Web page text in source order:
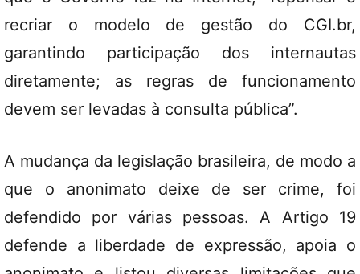
recriar o modelo de gestão do CGI.br,
garantindo participação dos internautas
diretamente; as regras de funcionamento
devem ser levadas à consulta pública”.
A mudança da legislação brasileira, de modo a
que o anonimato deixe de ser crime, foi
defendido por várias pessoas. A Artigo 19
defende a liberdade de expressão, apoia o